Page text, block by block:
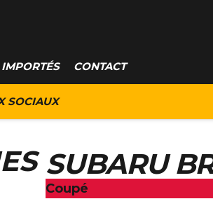
CONTACT
SOCIAUX
SUBARU
Coupé